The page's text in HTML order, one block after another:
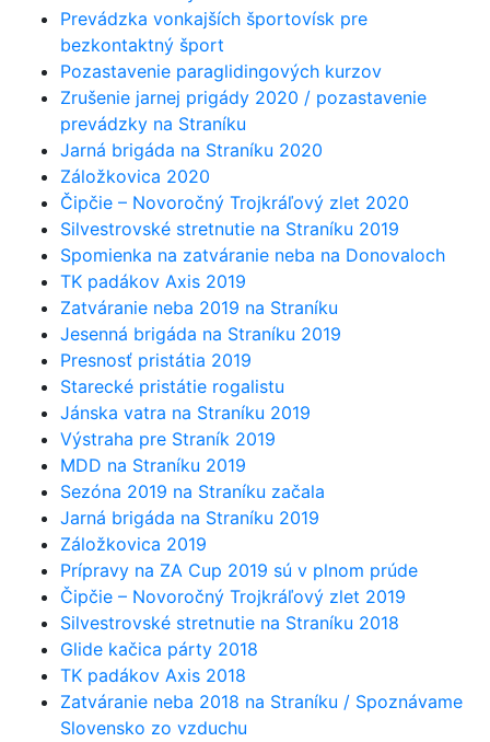
Prevádzka vonkajších športovísk pre
bezkontaktný šport
Pozastavenie paraglidingových kurzov
Zrušenie jarnej prigády 2020 / pozastavenie
prevádzky na Straníku
Jarná brigáda na Straníku 2020
Záložkovica 2020
Čipčie – Novoročný Trojkráľový zlet 2020
Silvestrovské stretnutie na Straníku 2019
Spomienka na zatváranie neba na Donovaloch
TK padákov Axis 2019
Zatváranie neba 2019 na Straníku
Jesenná brigáda na Straníku 2019
Presnosť pristátia 2019
Starecké pristátie rogalistu
Jánska vatra na Straníku 2019
Výstraha pre Straník 2019
MDD na Straníku 2019
Sezóna 2019 na Straníku začala
Jarná brigáda na Straníku 2019
Záložkovica 2019
Prípravy na ZA Cup 2019 sú v plnom prúde
Čipčie – Novoročný Trojkráľový zlet 2019
Silvestrovské stretnutie na Straníku 2018
Glide kačica párty 2018
TK padákov Axis 2018
Zatváranie neba 2018 na Straníku / Spoznávame
Slovensko zo vzduchu